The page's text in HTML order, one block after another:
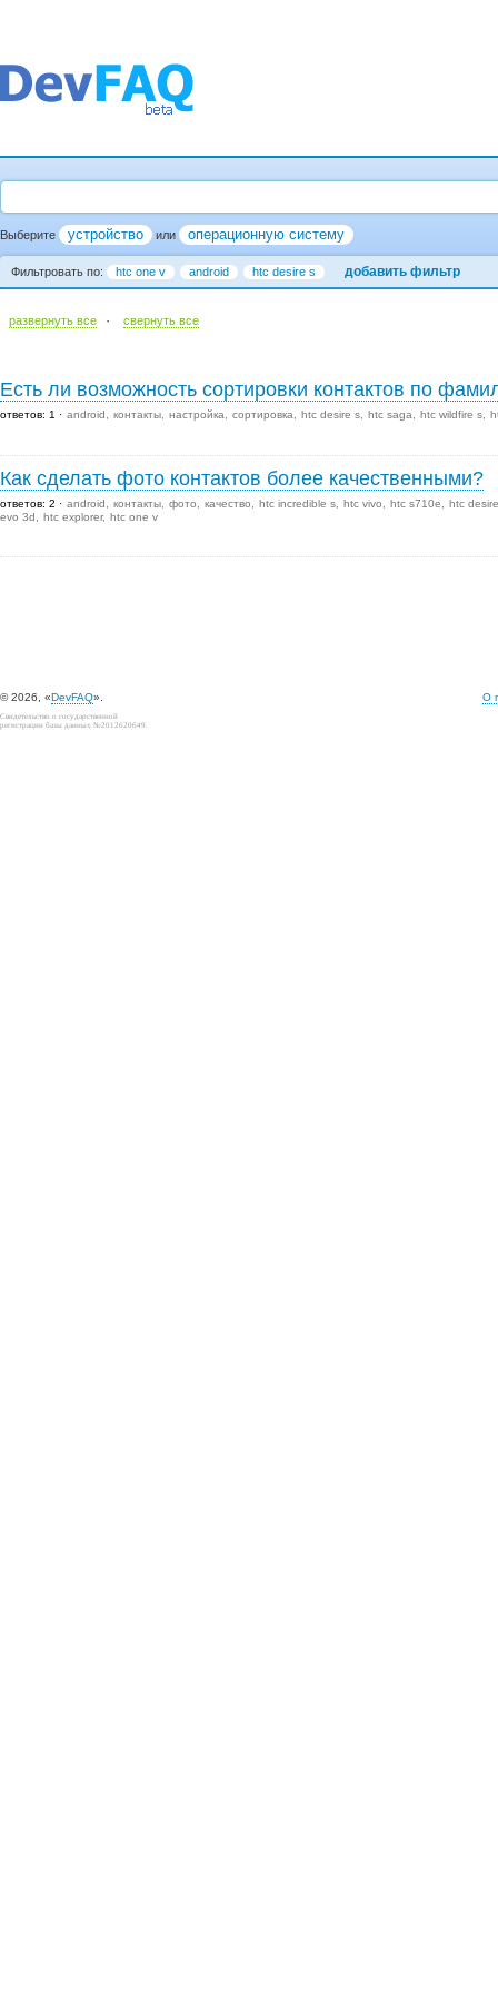
Выберите устройство или операционную систему
Фильтровать по: htc one v android htc desire s добавить фильтр
развернуть все · cвернуть все
Есть ли возможность сортировки контактов по
ответов: 1 android контакты настройка сортировка htc desire s htc saga htc wildfire s
Как сделать фото контактов более качественными?
ответов: 2 android контакты фото качество htc incredible s htc vivo htc s710e
htc
evo 3d
htc explorer htc one v
© 2026, «DevFAQ». О
Свидетельство о государственной
регистрации базы данных №2012620649.